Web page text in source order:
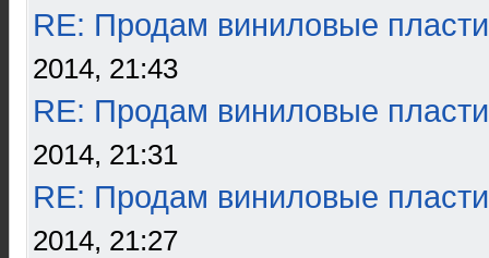
RE: Продам виниловые
2014, 21:43
RE: Продам виниловые
2014, 21:31
RE: Продам виниловые
2014, 21:27